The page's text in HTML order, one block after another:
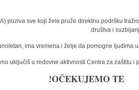
poziva sve koji žele pruže direktnu podršku
društva i
ima vremena i želje da pomogne ljudima
uključiš u redovne aktivnosti Centra za zaštitu i
OČEKUJEMO TE!